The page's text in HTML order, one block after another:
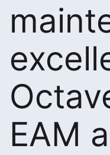
EAM